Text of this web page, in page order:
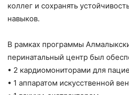
коллег и сохранять
навыков.
В рамках программы
перинатальный центр был
• 2 кардиомониторами для
• 1 аппаратом искусственной